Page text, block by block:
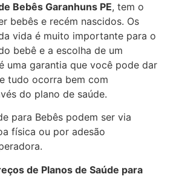
Bebês Garanhuns PE, tem o
bebês e recém nascidos. Os
vida é muito importante para o
bebê e a escolha de um
uma garantia que você pode dar
tudo ocorra bem com
do plano de saúde.
para Bebês podem ser via
física ou por adesão
de Planos de Saúde para